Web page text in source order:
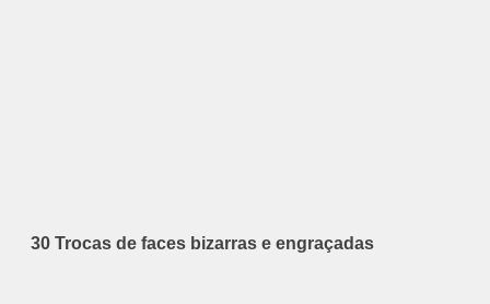
30 Trocas de faces bizarras e engraçadas